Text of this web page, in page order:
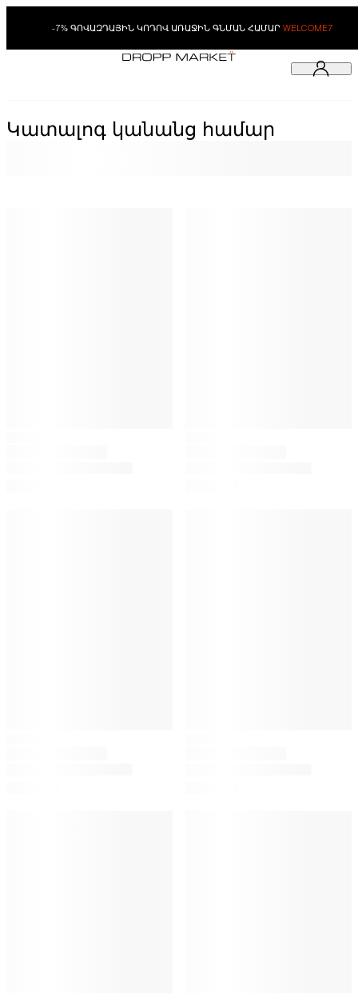
-7% ԳՈՎԱԶԴԱՅԻՆ ԿՈԴՈՎ ԱՌԱՋԻՆ ԳՆՄԱՆ ՀԱՄԱՐ WELCOME7
Կատալոգ կանանց համար